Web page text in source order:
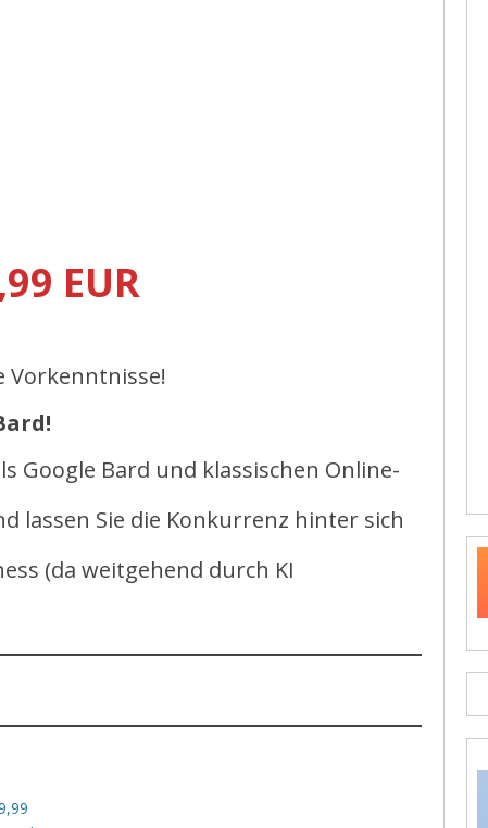
EUR
Vorkenntnisse!
Google Bard und klassischen Online-
lassen Sie die Konkurrenz hinter sich
(da weitgehend durch KI